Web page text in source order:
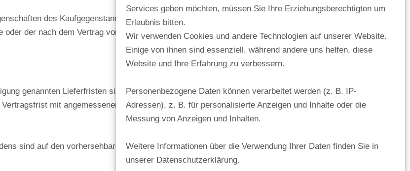
Services geben möchten, müssen Sie Ihre Erziehungsberechtigten um
Erlaubnis bitten.
Wir verwenden Cookies und andere Technologien auf unserer Website.
Einige von ihnen sind essenziell, während andere uns helfen, diese
Website und Ihre Erfahrung zu verbessern.
Personenbezogene Daten können verarbeitet werden (z. B. IP-
Adressen), z. B. für personalisierte Anzeigen und Inhalte oder die
Messung von Anzeigen und Inhalten.
Weitere Informationen über die Verwendung Ihrer Daten finden Sie in
unserer Datenschutzerklärung.
des Kaufgegenstandes sind branchenübliche Abweichungen zulässig. Solange
der nach dem Vertrag vorausgesetzte Verwendungszweck nicht beeinträchtigt wird, sind
genannten Lieferfristen sind unverbindliche Vertragsfristen. Wir geraten erst in Verzug,
mit angemessener Nachfristsetzung zur Leistung angemahnt werden und die
sind auf den vorhersehbaren, typischerweise eintretenden Schaden begrenzt.